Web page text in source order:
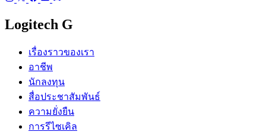
Logitech G
เรื่องราวของเรา
อาชีพ
นักลงทุน
สื่อประชาสัมพันธ์
ความยั่งยืน
การรีไซเคิล